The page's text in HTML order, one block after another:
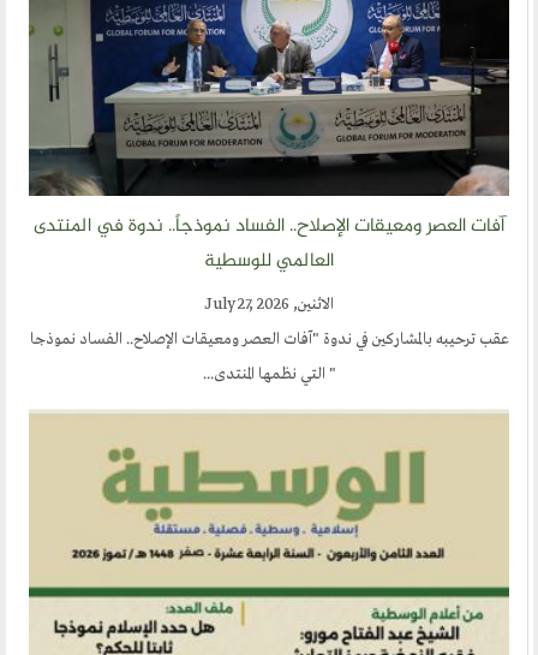
آفات العصر ومعيقات الإصلاح.. الفساد نموذجاً.. ندوة في المنتدى
العالمي للوسطية
الاثنين, July 27, 2026
عقب ترحيبه بالمشاركين في ندوة "آفات العصر ومعيقات الإصلاح.. الفساد نموذجا
" التي نظمها المنتدى...